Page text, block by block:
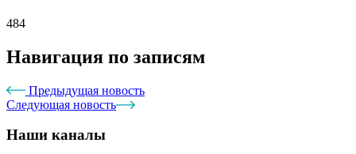
484
Навигация по записям
Предыдущая новость
Следующая новость
Наши каналы